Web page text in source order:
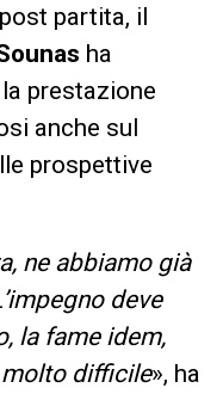
partita, il
ha
prestazione
anche sul
prospettive
ne abbiamo già
deve
la fame idem,
difficile», ha